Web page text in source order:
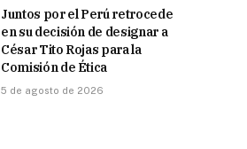
Juntos por el Perú retrocede
en su decisión de designar a
César Tito Rojas para la
Comisión de Ética
5 de agosto de 2026